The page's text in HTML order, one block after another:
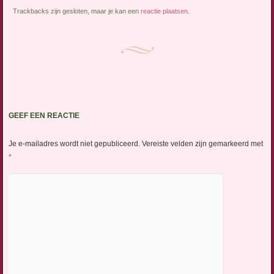
Trackbacks zijn gesloten, maar je kan eenreactie plaatsen
GEEF EEN REACTIE
Je e-mailadres wordt niet gepubliceerd. Vereiste velden zijn gemarkeerd met
*